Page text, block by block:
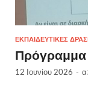
ΕΚΠΑΙΔΕΥΤΙΚΈΣ
Πρόγραμμα
12 Ιουνίου 2026 -